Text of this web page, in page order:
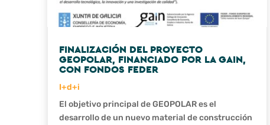
FINALIZACIÓN DEL PROYECTO
GEOPOLAR, FINANCIADO POR LA GAIN,
CON FONDOS FEDER
I+d+i
El objetivo principal de GEOPOLAR es el
desarrollo de un nuevo material de construcción